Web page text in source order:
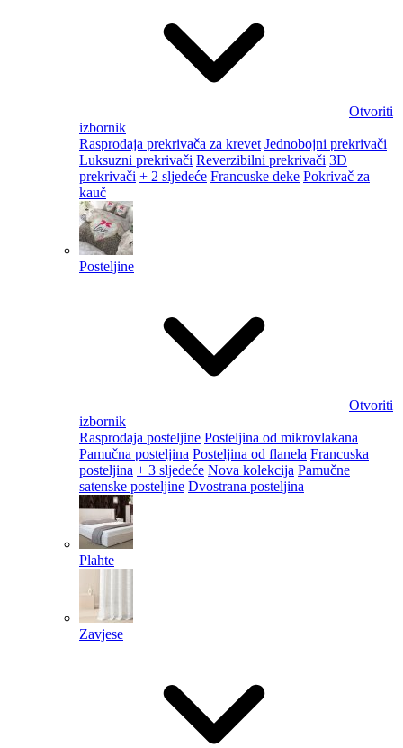
Otvoriti
izbornik
Rasprodaja prekrivača za krevet Jednobojni prekrivači
Luksuzni prekrivači Reverzibilni prekrivači 3D
prekrivači + 2 sljedeće Francuske deke Pokrivač za
kauč
Posteljine
Otvoriti
izbornik
Rasprodaja posteljine Posteljina od mikrovlakana
Pamučna posteljina Posteljina od flanela Francuska
posteljina + 3 sljedeće Nova kolekcija Pamučne
satenske posteljine Dvostrana posteljina
Plahte
Zavjese